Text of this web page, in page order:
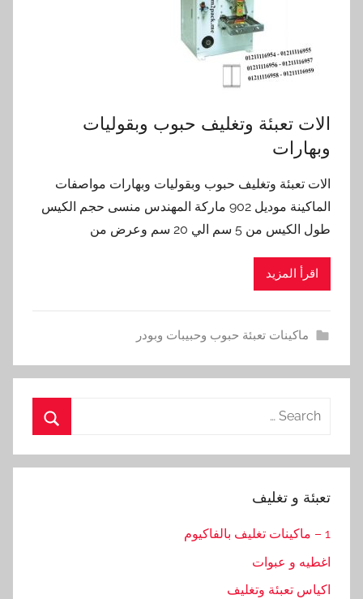
الات تعبئة وتغليف حبوب وبقوليات
وبهارات
الات تعبئة وتغليف حبوب وبقوليات وبهارات مواصفات
الماكينة موديل 902 ماركة المهندس منسى حجم الكيس
طول الكيس من 5 سم الي 20 سم وعرض من
اقرأ المزيد
ماكينات تعبئة حبوب وحبيبات وبودر
Search
تعبئة و تغليف
1 – ماكينات تغليف بالفاكيوم
اغطيه و عبوات
اكياس تعبئة وتغليف